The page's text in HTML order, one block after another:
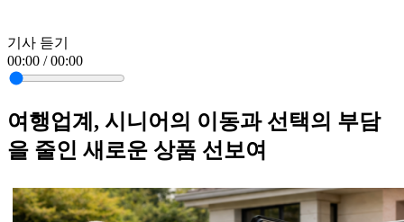
기사 듣기
00:00 / 00:00
여행업계, 시니어의 이동과 선택의 부담
을 줄인 새로운 상품 선보여